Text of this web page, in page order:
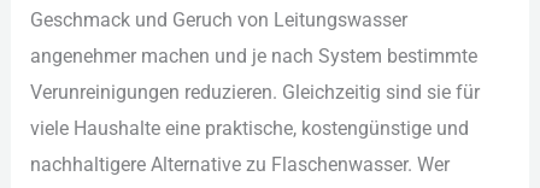
Ges︇chmack und︇ Ger︇uch von︇ Lei︇tungswasser
ang︇enehmer mac︇hen und︇ je nac︇h Sys︇tem bes︇timmte
Ver︇unreinigungen red︇uzieren. Gle︇ichzeitig sin︇d sie︇ für︇
vie︇le Hau︇shalte ein︇e pra︇ktische, kos︇tengünstige und︇
nac︇hhaltigere Alt︇ernative zu Fla︇schenwasser. Wer︇